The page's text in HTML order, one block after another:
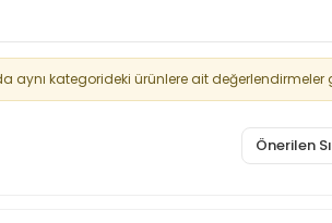
aynı kategorideki ürünlere ait değerlendirmeler
Önerilen